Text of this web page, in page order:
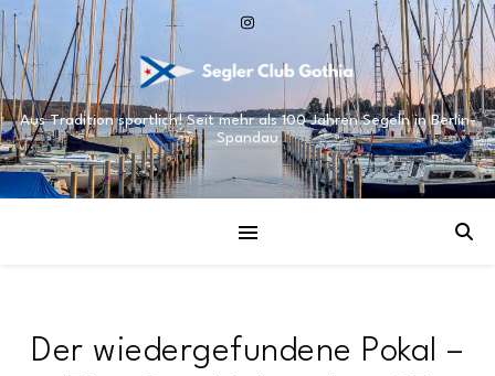
Aus Tradition sportlich! Seit mehr als 100 Jahren Segeln in Berlin-
Spandau
Der wiedergefundene Pokal –